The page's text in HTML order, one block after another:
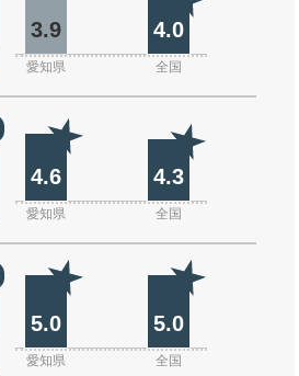
3.9 4.0
愛知県 全国
4.6 4.3
愛知県 全国
5.0 5.0
愛知県 全国